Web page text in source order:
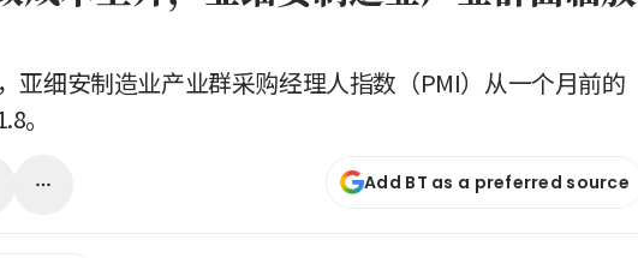
亚细安制造业产业群采购经理人指数（PMI）从一个月前的
。
Add BT as a preferred source